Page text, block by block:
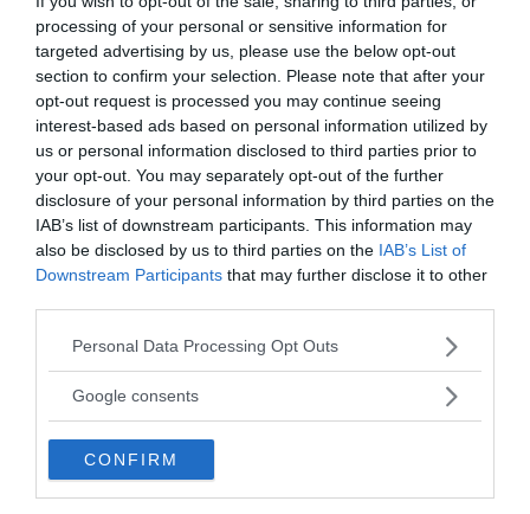
processing of your personal or sensitive information for
targeted advertising by us, please use the below opt-out
section to confirm your selection. Please note that after your
opt-out request is processed you may continue seeing
interest-based ads based on personal information utilized by
us or personal information disclosed to third parties prior to
your opt-out. You may separately opt-out of the further
disclosure of your personal information by third parties on the
IAB’s list of downstream participants. This information may
also be disclosed by us to third parties on the IAB’s List of
Downstream Participants that may further disclose it to other
Please note that this website/app uses one or more Google
not limited to your visit or usage behaviour. You may click to
use your data for below specified purposes in below Google
consent section.
Personal Data Processing Opt Outs
Google consents
CONFIRM
Problemet äratt även om en enskild riksdagsledamot
vågar sig på att ta ett eget initiativ att försöka
arrangera något som luktar ”alternativt” i Riksdagens
lokaler finns en mycket stor risk att denne får löpa
gatlopp arrangerat av riksdagsledamöter och medier
som är emot ”det alternativa”.
Ett exempel var när riksdagsledamotJan Lindholm
försökte arrangera ett seminarium om riskerna med
trådlös kommunikation i Riksdagen. Det fick stämpeln
”alternativt” och det gjordes försök att sanera bort
något ”obekvämt”. En annan fråga är om RIFO är en
instans inom Riksdagen för att försöka smyga in
evidensbaserad politik
Text: Torbjörn Sassersson
Relaterat